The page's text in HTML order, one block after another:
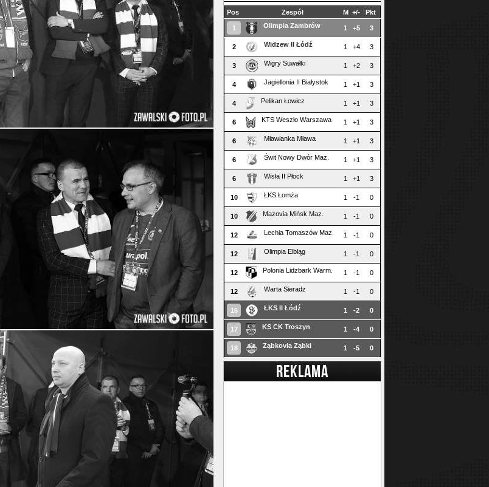
Pos Zespół M +/- Pkt
1 Olimpia Zambrów 1 +5 3
2 Widzew II Łódź 1 +4 3
3 Wigry Suwałki 1 +2 3
4 Jagiellonia II Białystok 1 +1 3
4 Pelikan Łowicz 1 +1 3
6 KTS Weszło Warszawa 1 +1 3
6 Mławianka Mława 1 +1 3
6 Świt Nowy Dwór Maz. 1 +1 3
6 Wisła II Płock 1 +1 3
10 ŁKS Łomża 1 -1 0
10 Mazovia Mińsk Maz. 1 -1 0
12 Lechia Tomaszów Maz. 1 -1 0
12 Olimpia Elbląg 1 -1 0
12 Polonia Lidzbark Warm. 1 -1 0
12 Warta Sieradz 1 -1 0
16 ŁKS II Łódź 1 -2 0
17 KS CK Troszyn 1 -4 0
18 Ząbkovia Ząbki 1 -5 0
REKLAMA